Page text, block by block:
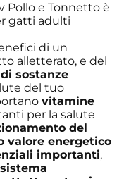
Pollo e Tonnetto è
gatti adulti
di un
alletterato, e del
sostanze
del tuo
vitamine
per la salute
del
valore energetico
importanti,